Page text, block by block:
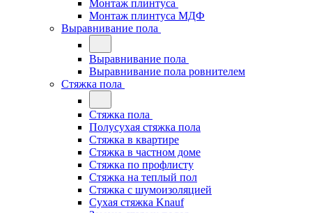
Монтаж плинтуса
Монтаж плинтуса МДФ
Выравнивание пола
Выравнивание пола
Выравнивание пола ровнителем
Стяжка пола
Стяжка пола
Полусухая стяжка пола
Стяжка в квартире
Стяжка в частном доме
Стяжка по профлисту
Стяжка на теплый пол
Стяжка с шумоизоляцией
Сухая стяжка Knauf